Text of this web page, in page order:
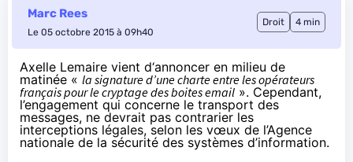
Marc Rees
Le 05 octobre 2015 à 09h40
Droit 4 min
Axelle Lemaire vient d‘annoncer en milieu de
matinée « la signature d’une charte entre les opérateurs
français pour le cryptage des boites email ». Cependant,
l’engagement qui concerne le transport des
messages, ne devrait pas contrarier les
interceptions légales, selon les vœux de l’Agence
nationale de la sécurité des systèmes d’information.